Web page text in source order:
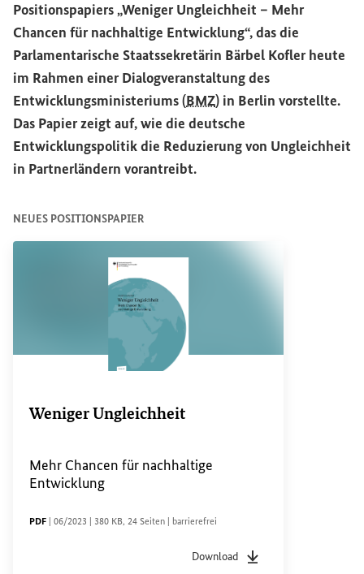
Positionspapiers „Weniger Ungleichheit – Mehr
Chancen für nachhaltige Entwicklung“, das die
Parlamentarische Staatssekretärin Bärbel Kofler heute
im Rahmen einer Dialogveranstaltung des
Entwicklungsministeriums (BMZ) in Berlin vorstellte.
Das Papier zeigt auf, wie die deutsche
Entwicklungspolitik die Reduzierung von Ungleichheit
in Partnerländern vorantreibt.
NEUES POSITIONSPAPIER
Weniger Ungleichheit
Mehr Chancen für nachhaltige
Entwicklung
DATEITYP
PDF Sachstandsdatum
06/2023 Dateigröße
380 KB, Seiten
24 Seiten Zugänglichkeit
barrierefrei
Download
DateityppdfSachstandsdatum